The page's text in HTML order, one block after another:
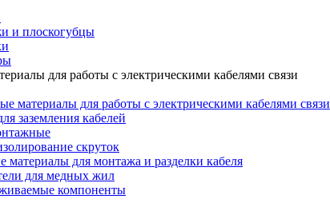
и плоскогубцы
для работы с электрическими кабелями связи
материалы для работы с электрическими кабелями связи
заземления кабелей
скруток
материалы для монтажа и разделки кабеля
для медных жил
компоненты